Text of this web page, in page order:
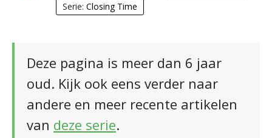
Serie: Closing Time
Deze pagina is meer dan 6 jaar
oud. Kijk ook eens verder naar
andere en meer recente artikelen
van deze serie.